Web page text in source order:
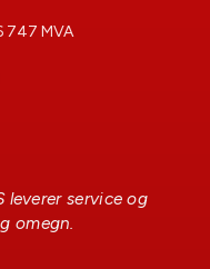
747 MVA
leverer service og
omegn.